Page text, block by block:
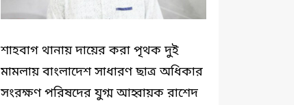
শাহবাগ থানায় দায়ের করা পৃথক দুই
মামলায় বাংলাদেশ সাধারণ ছাত্র অধিকার
সংরক্ষণ পরিষদের যুগ্ম আহ্বায়ক রাশেদ